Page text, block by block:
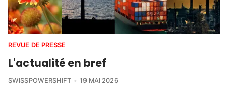
REVUE DE PRESSE
L'actualité en bref
SWISSPOWERSHIFT 19 MAI 2026